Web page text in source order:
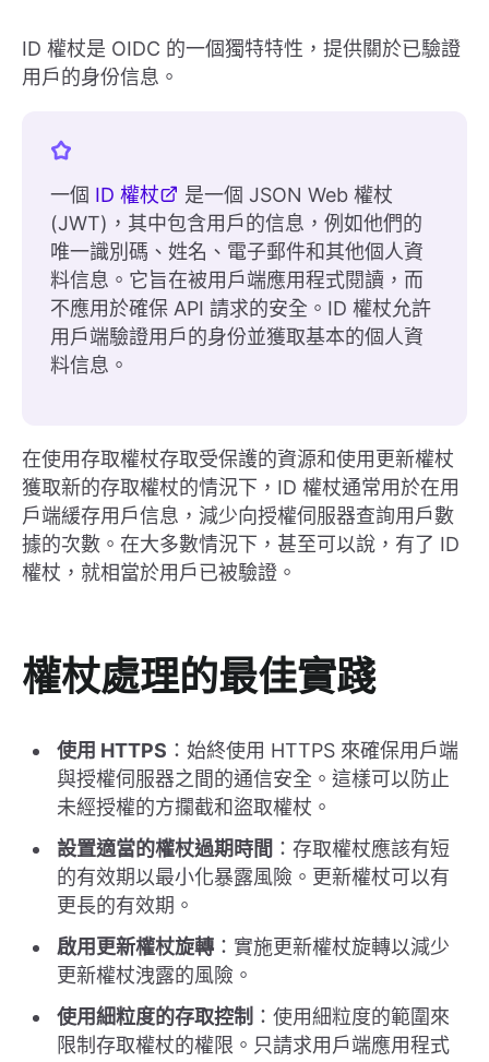
ID 權杖是 OIDC 的一個獨特特性，提供關於已驗證
用戶的身份信息。
一個 ID 權杖
是一個 JSON Web 權杖
(JWT)，其中包含用戶的信息，例如他們的
唯一識別碼、姓名、電子郵件和其他個人資
料信息。它旨在被用戶端應用程式閱讀，而
不應用於確保 API 請求的安全。ID 權杖允許
用戶端驗證用戶的身份並獲取基本的個人資
料信息。
在使用存取權杖存取受保護的資源和使用更新權杖
獲取新的存取權杖的情況下，ID 權杖通常用於在用
戶端緩存用戶信息，減少向授權伺服器查詢用戶數
據的次數。在大多數情況下，甚至可以說，有了 ID
權杖，就相當於用戶已被驗證。
權杖處理的最佳實踐
使用 HTTPS ：始終使用 HTTPS 來確保用戶端
與授權伺服器之間的通信安全。這樣可以防止
未經授權的方攔截和盜取權杖。
設置適當的權杖過期時間 ：存取權杖應該有短
的有效期以最小化暴露風險。更新權杖可以有
更長的有效期。
啟用更新權杖旋轉 ：實施更新權杖旋轉以減少
更新權杖洩露的風險。
使用細粒度的存取控制 ：使用細粒度的範圍來
限制存取權杖的權限。只請求用戶端應用程式